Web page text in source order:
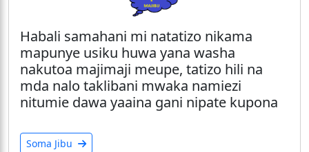
Habali samahani mi natatizo nikama
mapunye usiku huwa yana washa
nakutoa majimaji meupe, tatizo hili na
mda nalo taklibani mwaka namiezi
nitumie dawa yaaina gani nipate kupona
Soma Jibu